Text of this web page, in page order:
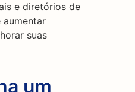
e diretórios de
suas
um